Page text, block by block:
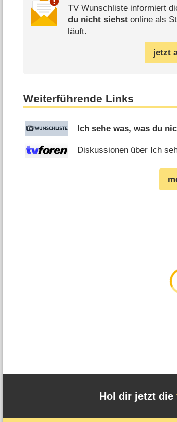
TV Wunschliste informiert
du nicht siehstonline als
läuft.
jetzt
Weiterführende Links
Ich sehe was, was du
Diskussionen über Ich
Hol dir jetzt die